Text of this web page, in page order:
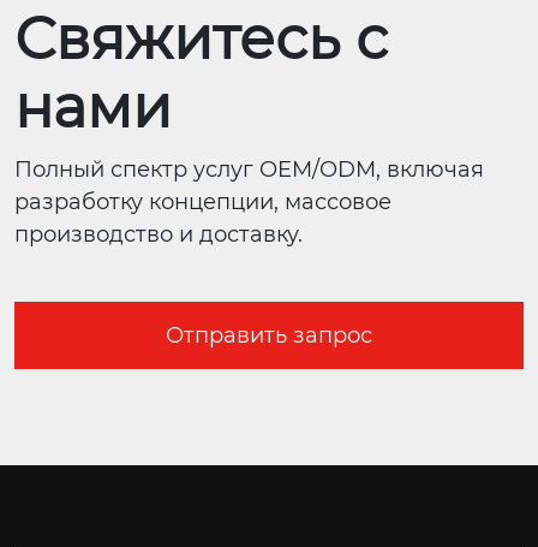
Свяжитесь с
нами
Полный спектр услуг OEM/ODM, включая
разработку концепции, массовое
производство и доставку.
Отправить запрос